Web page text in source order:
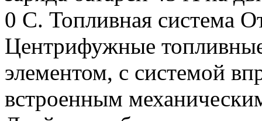
0 С. Топливная система
Центрифужные
элементом, с системой
встроенным